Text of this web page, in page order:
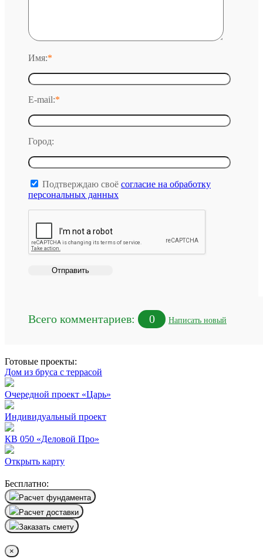
Имя:*
E-mail:*
Город:
Подтверждаю своё согласие на обработку
персональных данных
Всего комментариев: 0 Написать новый
Готовые проекты:
Дом из бруса с террасой
Очередной проект «Царь»
Индивидуальный проект
КВ 050 «Деловой Про»
Открыть карту
Бесплатно:
Расчет фундамента
Расчет доставки
Заказать смету
×